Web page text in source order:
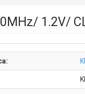
1.2V/